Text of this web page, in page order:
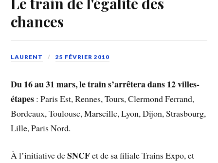
chances
LAURENT 25 FÉVRIER 2010
Du 16 au 31 mars, le train s’arrêtera dans 12 villes-
étapes : Paris Est, Rennes, Tours, Clermond Ferrand,
Bordeaux, Toulouse, Marseille, Lyon, Dijon, Strasbourg,
Lille, Paris Nord.
À l’initiative deSNCFet de sa filiale Trains Expo, et